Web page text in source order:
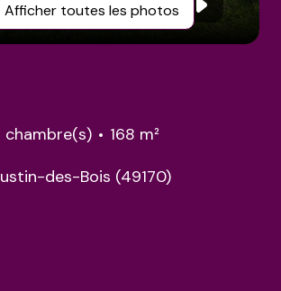
Afficher toutes les photos
chambre(s)
168 m²
des-Bois (49170)